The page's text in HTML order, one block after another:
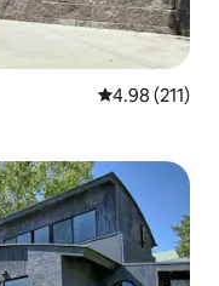
Calificación
4.98 (211)